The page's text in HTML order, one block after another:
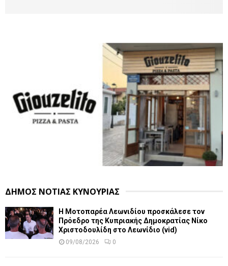
ΔΗΜΟΣ ΝΟΤΙΑΣ ΚΥΝΟΥΡΙΑΣ
Η Μοτοπαρέα Λεωνιδίου προσκάλεσε τον
Πρόεδρο της Κυπριακής Δημοκρατίας Νίκο
Χριστοδουλίδη στο Λεωνίδιο (vid)
09/08/2026 0